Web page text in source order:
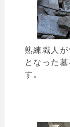
熟練職人
となった
す。